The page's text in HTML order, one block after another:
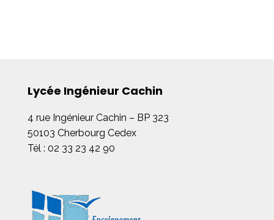
Lycée Ingénieur Cachin
4 rue Ingénieur Cachin – BP 323
50103 Cherbourg Cedex
Tél : 02 33 23 42 90